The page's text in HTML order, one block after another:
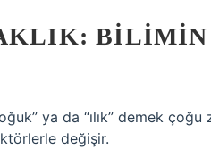
BILIMIN
ya da “ılık” demek çoğu
değişir.